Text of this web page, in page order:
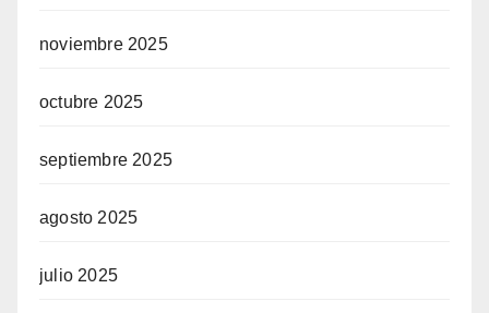
noviembre 2025
octubre 2025
septiembre 2025
agosto 2025
julio 2025